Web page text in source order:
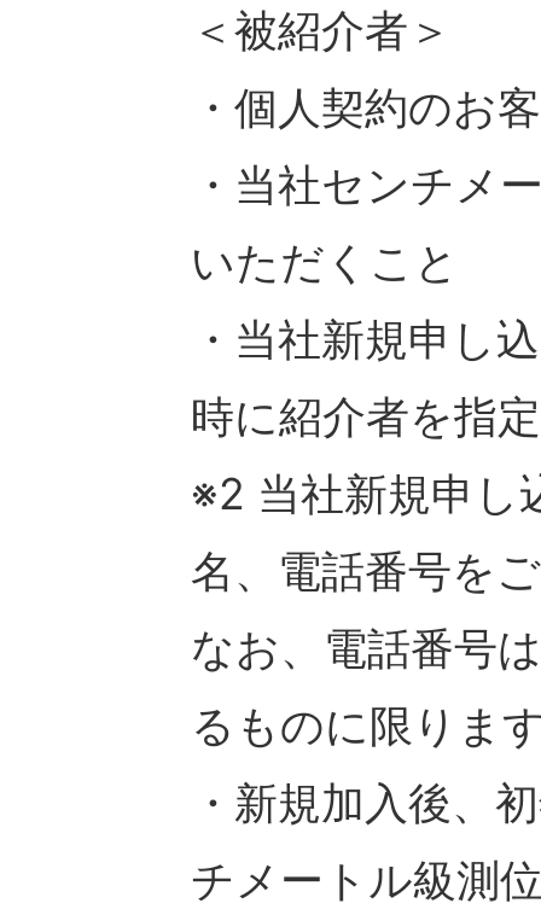
＜被紹介者＞
・個人契約のお
・当社センチメ
いただくこと
・当社新規申し
時に紹介者を指
※2 当社新規申し
名、電話番号を
なお、電話番号
るものに限りま
・新規加入後、
チメートル級測